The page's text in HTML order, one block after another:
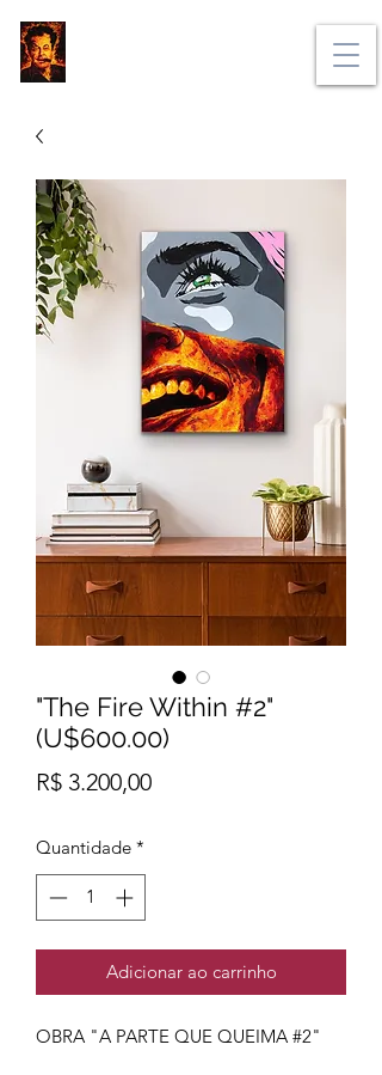
"The Fire Within #2"
(U$600.00)
R$ 3.200,00Preço
Quantidade *
Adicionar ao carrinho
OBRA "A PARTE QUE QUEIMA #2"